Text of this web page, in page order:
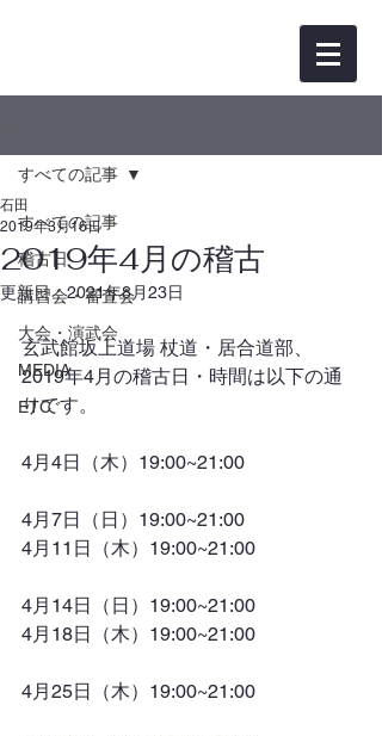
すべての記事
稽古日
講習会・審査会
大会・演武会
MEDIA
ETC
すべての記事
2019年4月の稽古
石田
2019年3月16日
更新日：2021年8月23日
玄武館坂上道場 杖道・居合道部、
2019年4月の稽古日・時間は以下の通
りです。
4月4日（木）19:00~21:00
4月7日（日）19:00~21:00
4月11日（木）19:00~21:00
4月14日（日）19:00~21:00
4月18日（木）19:00~21:00
4月25日（木）19:00~21:00